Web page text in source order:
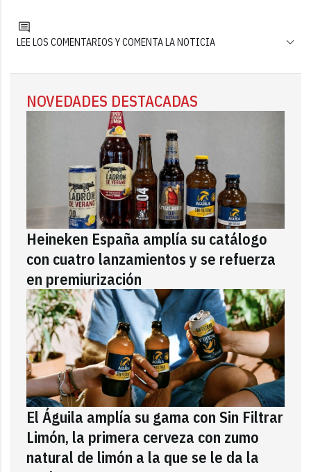
LEE LOS COMENTARIOS Y COMENTA LA NOTICIA
NOVEDADES DESTACADAS
Heineken España amplía su catálogo
con cuatro lanzamientos y se refuerza
en premiurización
El Águila amplía su gama con Sin Filtrar
Limón, la primera cerveza con zumo
natural de limón a la que se le da la